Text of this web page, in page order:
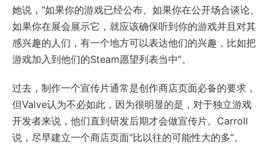
她说，“如果你的游戏已经公布、如果你在公开场合谈论、
如果你在展会展示它，就应该确保听到你的游戏并且对其
感兴趣的人们，有一个地方可以表达他们的兴趣，比如把
游戏加入到他们的Steam愿望列表当中”。
过去，制作一个宣传片通常是创作商店页面必备的要求，
但Valve认为不必如此，因为很明显的是，对于独立游戏
开发者来说，他们直到研发后期才会做宣传片。Carroll
说，尽早建立一个商店页面“比以往的可能性大的多”。